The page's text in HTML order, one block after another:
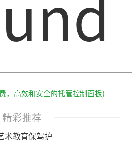
，高效和安全的托管控制面板)
精彩推荐
术教育保驾护